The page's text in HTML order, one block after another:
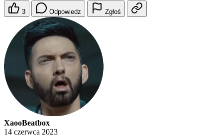
3 Odpowiedz Zgłoś
XaooBeatbox
14 czerwca 2023